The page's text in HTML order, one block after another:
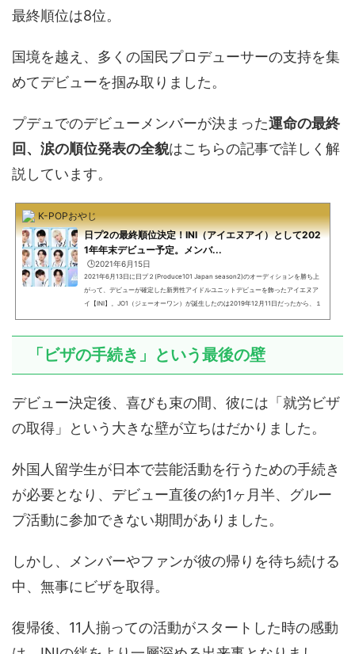
最終順位は8位。
国境を越え、多くの国民プロデューサーの支持を集
めてデビューを掴み取りました。
プデュでのデビューメンバーが決まった運命の最終
回、涙の順位発表の全貌はこちらの記事で詳しく解
説しています。
K-POPおやじ
日プ2の最終順位決定！INI（アイエヌアイ）として202
1年年末デビュー予定。メンバ...
🕒️2021年6月15日
2021年6月13日に日プ２(Produce101 Japan season2)のオーディションを勝ち上
がって、デビューが確定した新男性アイドルユニットデビューを飾ったアイエヌア
イ【INI】。JO1（ジェーオーワン）が誕生したのは2019年12月11日だったから、１
エヌアイ【INI】メンバーの顔と名前を覚えたい方 日プ2(Pr...
「ビザの手続き」という最後の壁
デビュー決定後、喜びも束の間、彼には「就労ビザ
の取得」という大きな壁が立ちはだかりました。
外国人留学生が日本で芸能活動を行うための手続き
が必要となり、デビュー直後の約1ヶ月半、グルー
プ活動に参加できない期間がありました。
しかし、メンバーやファンが彼の帰りを待ち続ける
中、無事にビザを取得。
復帰後、11人揃っての活動がスタートした時の感動